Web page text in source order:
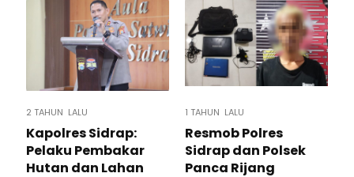
2 TAHUN LALU
Kapolres Sidrap:
Pelaku Pembakar
Hutan dan Lahan
1 TAHUN LALU
Resmob Polres
Sidrap dan Polsek
Panca Rijang